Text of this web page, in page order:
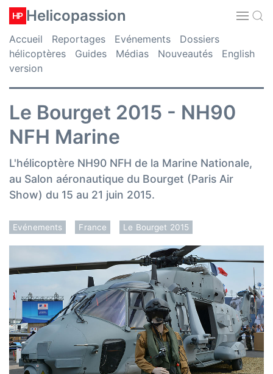
HP Helicopassion
Accueil Reportages Evénements
Dossiers
hélicoptères
Guides Médias Nouveautés
English
version
Le Bourget 2015 - NH90
NFH Marine
L'hélicoptère NH90 NFH de la Marine Nationale,
au Salon aéronautique du Bourget (Paris Air
Show) du 15 au 21 juin 2015.
Evénements France Le Bourget 2015